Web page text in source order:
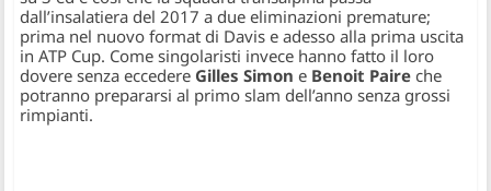
dall’insalatiera del 2017 a due eliminazioni premature;
prima nel nuovo format di Davis e adesso alla prima uscita
in ATP Cup. Come singolaristi invece hanno fatto il loro
dovere senza eccedere Gilles Simon e Benoit Paire che
potranno prepararsi al primo slam dell’anno senza grossi
rimpianti.